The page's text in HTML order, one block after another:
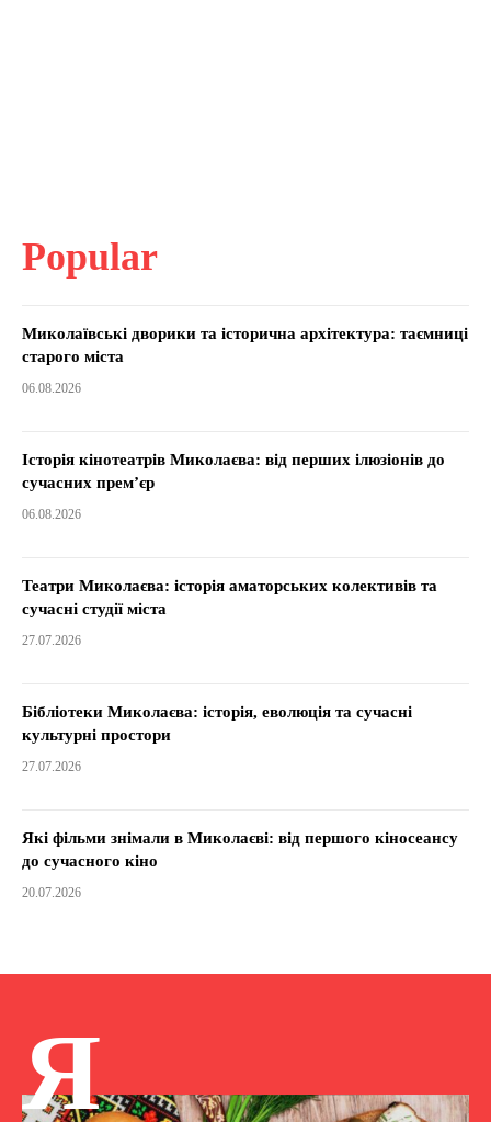
Popular
Миколаївські дворики та історична архітектура: таємниці
старого міста
06.08.2026
Історія кінотеатрів Миколаєва: від перших ілюзіонів до
сучасних прем’єр
06.08.2026
Театри Миколаєва: історія аматорських колективів та
сучасні студії міста
27.07.2026
Бібліотеки Миколаєва: історія, еволюція та сучасні
культурні простори
27.07.2026
Які фільми знімали в Миколаєві: від першого кіносеансу
до сучасного кіно
20.07.2026
Я